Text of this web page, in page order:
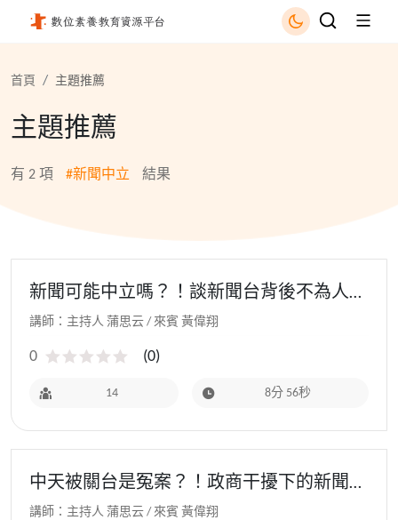
首頁 主題推薦
主題推薦
有 2 項 #新聞中立 結果
新聞可能中立嗎？！談新聞台背後不為人知
的財團和政治色彩
講師：主持人 蒲思云 / 來賓 黃偉翔
0 (0)
14 8分 56秒
中天被關台是冤案？！政商干擾下的新聞自
由何去何從
講師：主持人 蒲思云 / 來賓 黃偉翔